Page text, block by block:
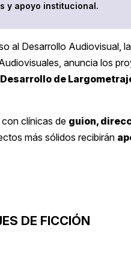
y apoyo institucional.
al Desarrollo Audiovisual,
anuncia los
de
clínicas de guion,
más sólidos recibirán
DE FICCIÓN